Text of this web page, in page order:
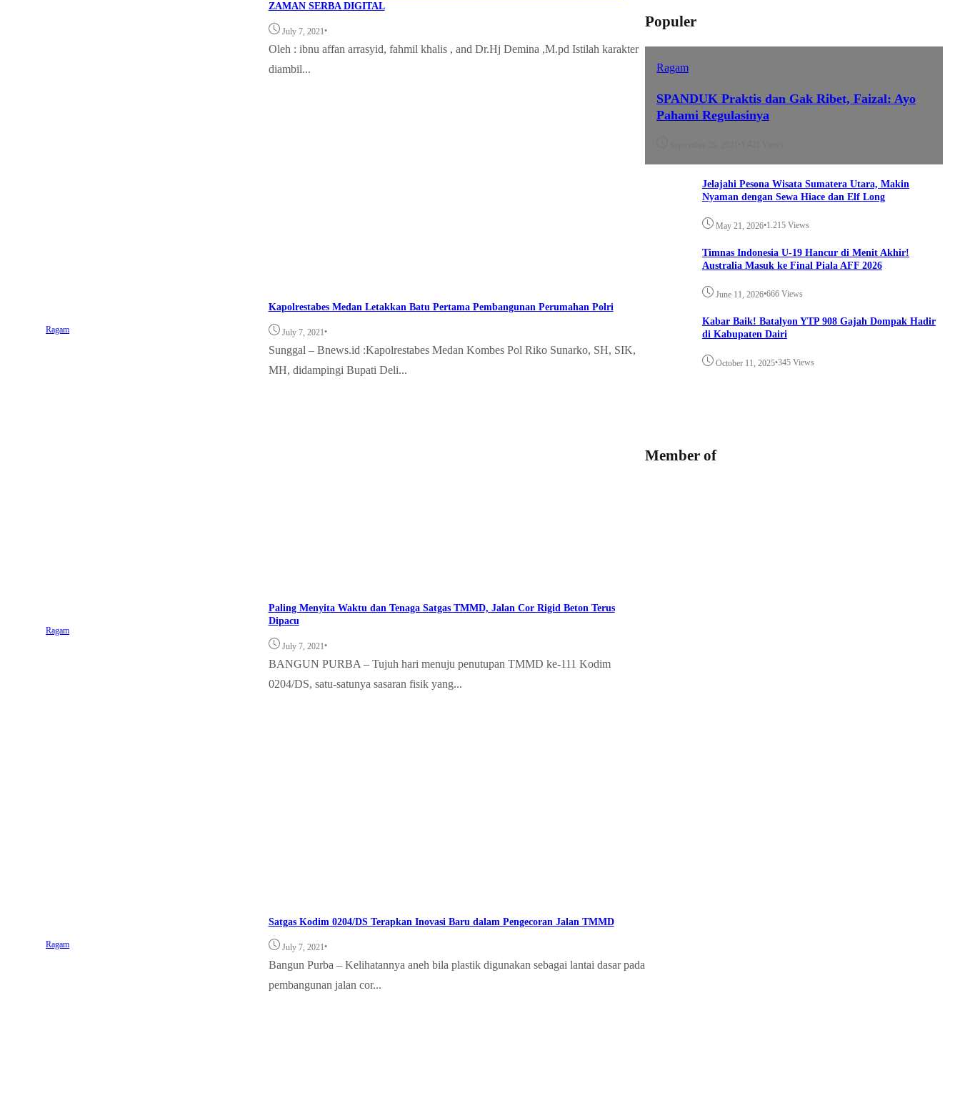
ZAMAN SERBA DIGITAL
July 7, 2021•
Oleh : ibnu affan arrasyid, fahmil khalis , and Dr.Hj Demina ,M.pd Istilah karakter
diambil...
Ragam
Kapolrestabes Medan Letakkan Batu Pertama Pembangunan Perumahan Polri
July 7, 2021•
Sunggal – Bnews.id :Kapolrestabes Medan Kombes Pol Riko Sunarko, SH, SIK,
MH, didampingi Bupati Deli...
Ragam
Paling Menyita Waktu dan Tenaga Satgas TMMD, Jalan Cor Rigid Beton Terus
Dipacu
July 7, 2021•
BANGUN PURBA – Tujuh hari menuju penutupan TMMD ke-111 Kodim
0204/DS, satu-satunya sasaran fisik yang...
Ragam
Satgas Kodim 0204/DS Terapkan Inovasi Baru dalam Pengecoran Jalan TMMD
July 7, 2021•
Bangun Purba – Kelihatannya aneh bila plastik digunakan sebagai lantai dasar pada
pembangunan jalan cor...
Populer
Ragam
SPANDUK Praktis dan Gak Ribet, Faizal: Ayo
Pahami Regulasinya
Jelajahi Pesona Wisata Sumatera Utara, Makin
Nyaman dengan Sewa Hiace dan Elf Long
May 21, 2026•1.215 Views
Timnas Indonesia U-19 Hancur di Menit Akhir!
Australia Masuk ke Final Piala AFF 2026
June 11, 2026•666 Views
Kabar Baik! Batalyon YTP 908 Gajah Dompak Hadir
di Kabupaten Dairi
October 11, 2025•345 Views
Member of